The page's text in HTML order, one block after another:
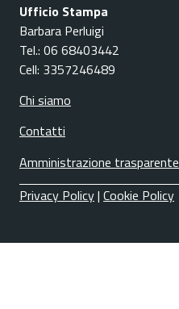
Ufficio Stampa
Barbara Perluigi
Tel.: 06 68403442
Cell: 3357246489
Chi siamo
Contatti
Amministrazione trasparente
Privacy Policy| Cookie Policy